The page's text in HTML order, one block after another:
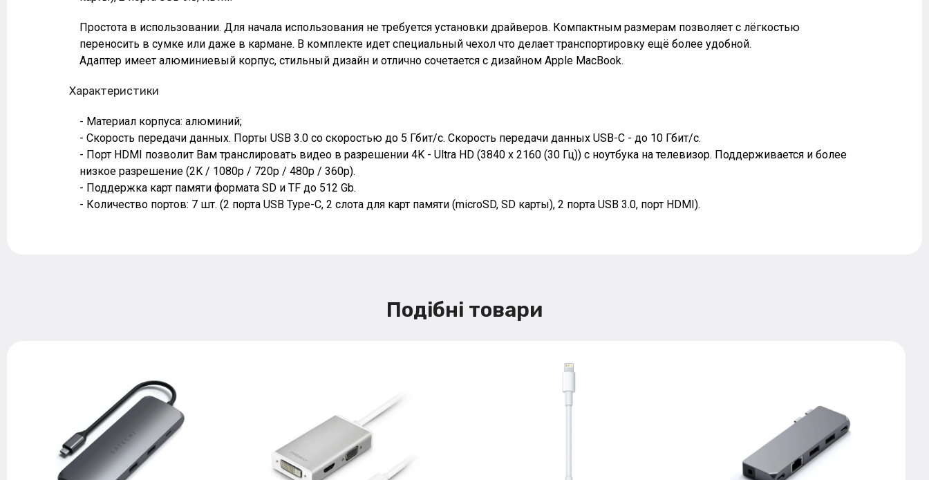
Простота в использовании. Для начала использования не требуется установки драйверов. Компактным размерам позволяет с лёгкостью
переносить в сумке или даже в кармане. В комплекте идет специальный чехол что делает транспортировку ещё более удобной.
Адаптер имеет алюминиевый корпус, стильный дизайн и отлично сочетается с дизайном Apple MacBook.
Характеристики
- Материал корпуса: алюминий;
- Скорость передачи данных. Порты USB 3.0 со скоростью до 5 Гбит/с. Cкорость передачи данных USB-C - до 10 Гбит/с.
- Порт HDMI позволит Вам транслировать видео в разрешении 4K - Ultra HD (3840 x 2160 (30 Гц)) с ноутбука на телевизор. Поддерживается и более
низкое разрешение (2K / 1080p / 720p / 480p / 360p).
- Поддержка карт памяти формата SD и TF до 512 Gb.
- Количество портов: 7 шт. (2 порта USB Type-C, 2 слота для карт памяти (microSD, SD карты), 2 порта USB 3.0, порт HDMI).
Подібні товари